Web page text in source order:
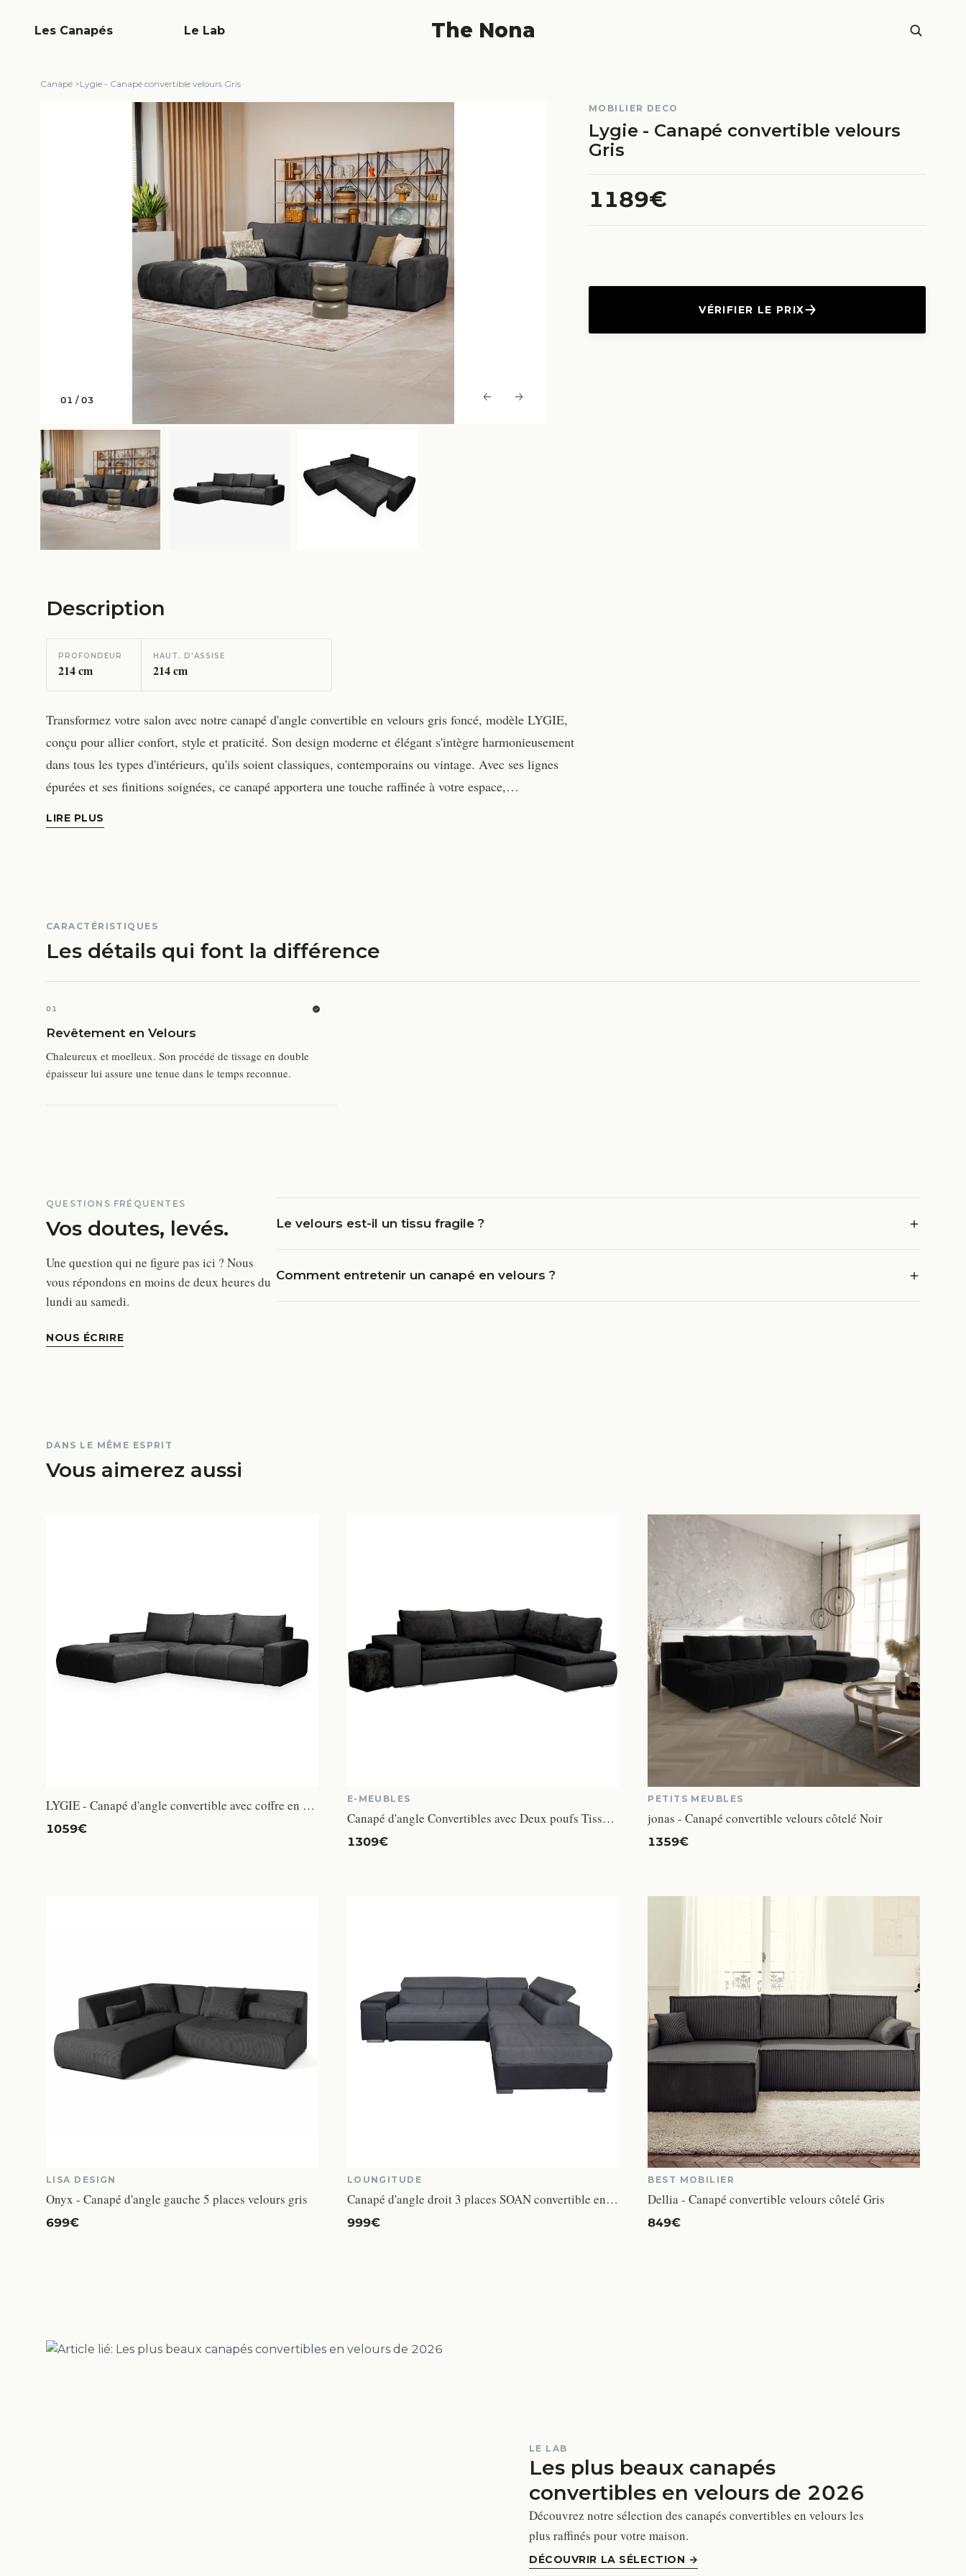
The Nona
Les Canapés Le Lab
Canapé >Lygie - Canapé convertible velours Gris
01 /03
MOBILIER DECO
Lygie - Canapé convertible velours
Gris
1189€
VÉRIFIER LE PRIX
Description
PROFONDEUR
214cm
HAUT. D'ASSISE
214cm
Transformez votre salon avec notre canapé d'angle convertible en velours gris foncé, modèle LYGIE,
conçu pour allier confort, style et praticité. Son design moderne et élégant s'intègre harmonieusement
dans tous les types d'intérieurs, qu'ils soient classiques, contemporains ou vintage. Avec ses lignes
épurées et ses finitions soignées, ce canapé apportera une touche raffinée à votre espace,…
LIRE PLUS
CARACTÉRISTIQUES
Les détails qui font la différence
01
Revêtement en Velours
Chaleureux et moelleux. Son procédé de tissage en double
épaisseur lui assure une tenue dans le temps reconnue.
QUESTIONS FRÉQUENTES
Vos doutes, levés.
Une question qui ne figure pas ici ? Nous
vous répondons en moins de deux heures du
lundi au samedi.
NOUS ÉCRIRE
Le velours est-il un tissu fragile ?
Comment entretenir un canapé en velours ?
DANS LE MÊME ESPRIT
Vous aimerez aussi
LYGIE - Canapé d'angle convertible avec coffre en velours gris foncé - Angle gauche
1059€
E-MEUBLES
Canapé d'angle Convertibles avec Deux poufs Tissu + Simili Cuir BELGRAD (Noir, Canapé d'angle Droit)
1309€
PETITS MEUBLES
jonas - Canapé convertible velours côtelé Noir
1359€
LISA DESIGN
Onyx - Canapé d'angle gauche 5 places velours gris
699€
LOUNGITUDE
Canapé d'angle droit 3 places SOAN convertible en simili et tissu - Gris / Noir - L262 x P220 x H76cm - LOUNGITUDE
999€
BEST MOBILIER
Dellia - Canapé convertible velours côtelé Gris
849€
LE LAB
Les plus beaux canapés
convertibles en velours de 2026
Découvrez notre sélection des canapés convertibles en velours les
plus raffinés pour votre maison.
DÉCOUVRIR LA SÉLECTION →